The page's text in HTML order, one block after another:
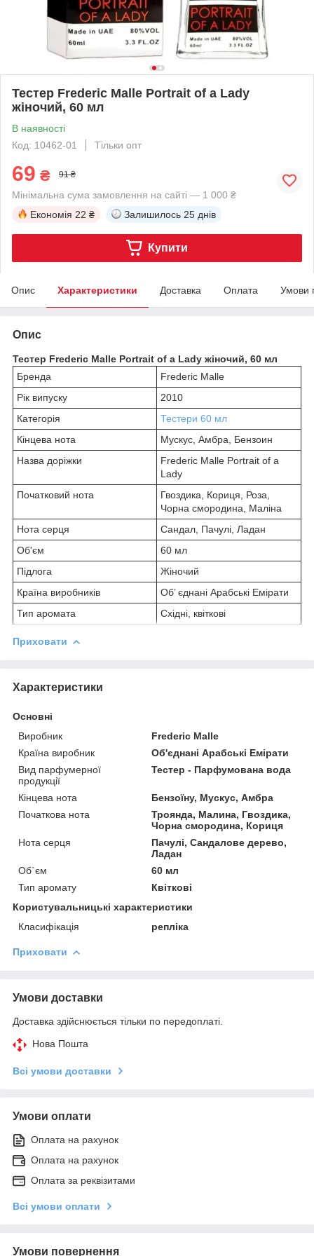
Тестер Frederic Malle Portrait of a Lady
жіночий, 60 мл
В наявності
Код: 10462-01
Тільки опт
69 ₴ 91 ₴
Мінімальна сума замовлення на сайті — 1 000 ₴
Економія 22 ₴ Залишилось 25 днів
Купити
Опис Характеристики Доставка Оплата Умови
Опис
Тестер Frederic Malle Portrait of a Lady жіночий, 60 мл
Бренда
Frederic Malle
Рік випуску
2010
Категорія
Тестери 60 мл
Кінцева нота
Мускус, Амбра, Бензоин
Назва доріжки
Frederic Malle Portrait of a
Lady
Початковий нота
Гвоздика, Кориця, Роза,
Чорна смородина, Маліна
Нота серця
Сандал, Пачулі, Ладан
Об'єм
60 мл
Підлога
Жіночий
Країна виробників
Об’ єднані Арабські Емірати
Тип аромата
Східні, квіткові
Приховати
Характеристики
Основні
Виробник
Frederic Malle
Країна виробник
Об'єднані Арабські Емірати
Вид парфумерної
продукції
Тестер - Парфумована вода
Кінцева нота
Бензоїну, Мускус, Амбра
Початкова нота
Троянда, Малина, Гвоздика,
Чорна смородина, Кориця
Нота серця
Пачулі, Сандалове дерево,
Ладан
Об`єм
60 мл
Тип аромату
Квіткові
Користувальницькі характеристики
Класифікація
репліка
Приховати
Умови доставки
Доставка здійснюється тільки по передоплаті.
Нова Пошта
Всі умови доставки
Умови оплати
Оплата на рахунок
Оплата на рахунок
Оплата за реквізитами
Всі умови оплати
Умови повернення